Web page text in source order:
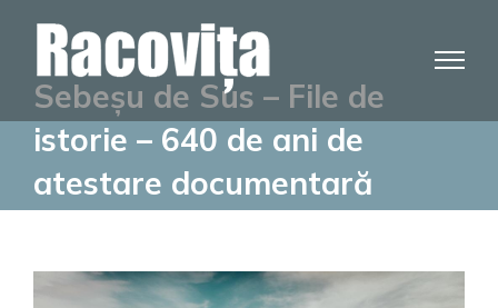
contentSebeșu de Sus – File de
istorie – 640 de ani de
atestare documentară